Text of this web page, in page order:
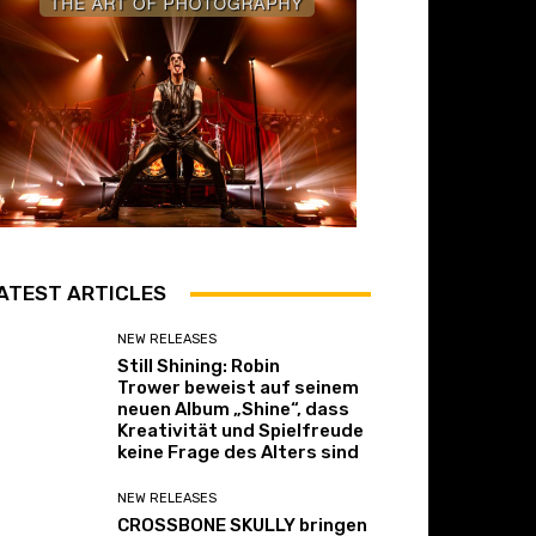
ARTICLES
NEW RELEASES
Still Shining: Robin
Trower beweist auf seinem
neuen Album „Shine“, dass
Kreativität und Spielfreude
keine Frage des Alters sind
NEW RELEASES
CROSSBONE SKULLY bringen